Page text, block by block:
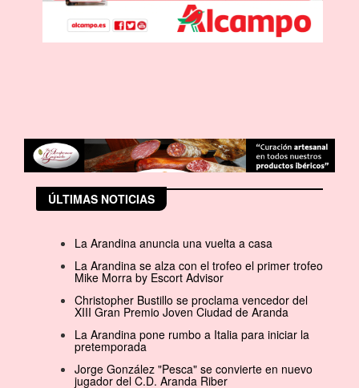
ÚLTIMAS NOTICIAS
La Arandina anuncia una vuelta a casa
La Arandina se alza con el trofeo el primer trofeo
Mike Morra by Escort Advisor
Christopher Bustillo se proclama vencedor del
XIII Gran Premio Joven Ciudad de Aranda
La Arandina pone rumbo a Italia para iniciar la
pretemporada
Jorge González "Pesca" se convierte en nuevo
jugador del C.D. Aranda Riber